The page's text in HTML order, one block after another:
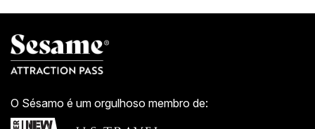
Park place
Cortland Street station
Parada de ônibus mais próxima
Vesey St / West St 5 Av / w 33 St
O Sésamo é um orgulhoso membro de: